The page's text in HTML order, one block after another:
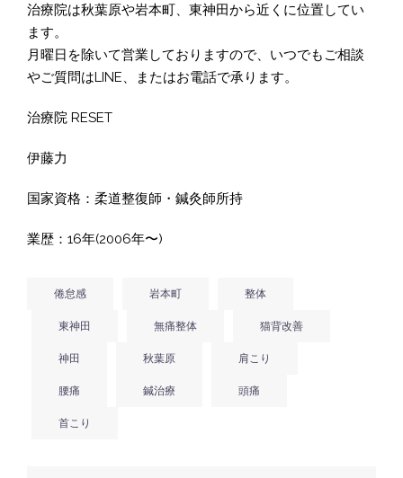
治療院は秋葉原や岩本町、東神田から近くに位置してい
ます。
月曜日を除いて営業しておりますので、いつでもご相談
やご質問はLINE、またはお電話で承ります。
治療院 RESET
伊藤力
国家資格：柔道整復師・鍼灸師所持
業歴：16年(2006年〜)
倦怠感 岩本町 整体
東神田 無痛整体 猫背改善
神田 秋葉原 肩こり
腰痛 鍼治療 頭痛
首こり